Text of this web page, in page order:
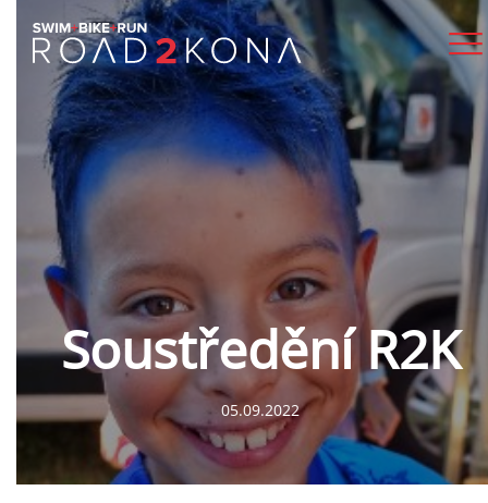
Soustředění R2K
05.09.2022